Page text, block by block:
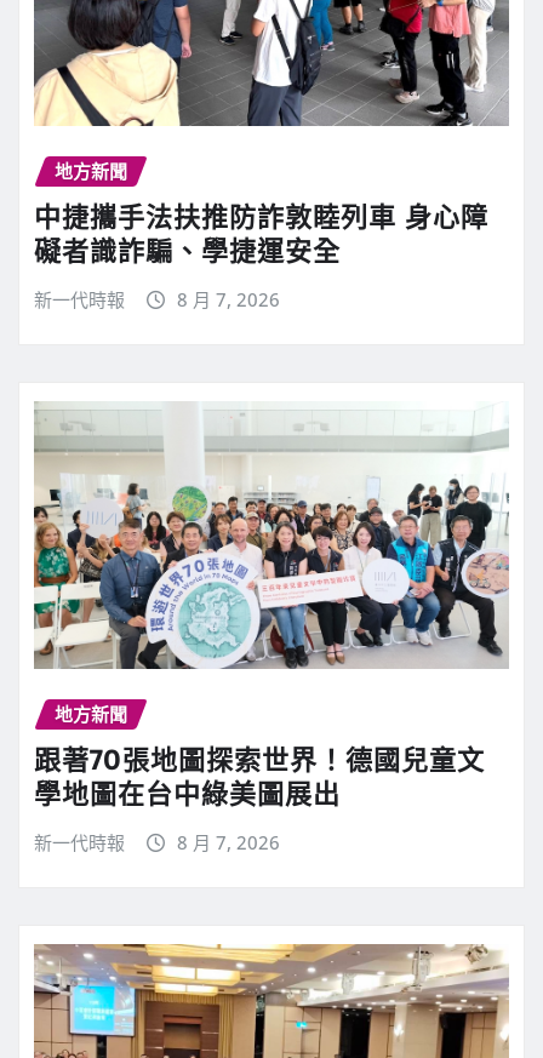
地方新聞
中捷攜手法扶推防詐敦睦列車 身心障
礙者識詐騙、學捷運安全
新一代時報 8 月 7, 2026
地方新聞
跟著70張地圖探索世界！德國兒童文
學地圖在台中綠美圖展出
新一代時報 8 月 7, 2026